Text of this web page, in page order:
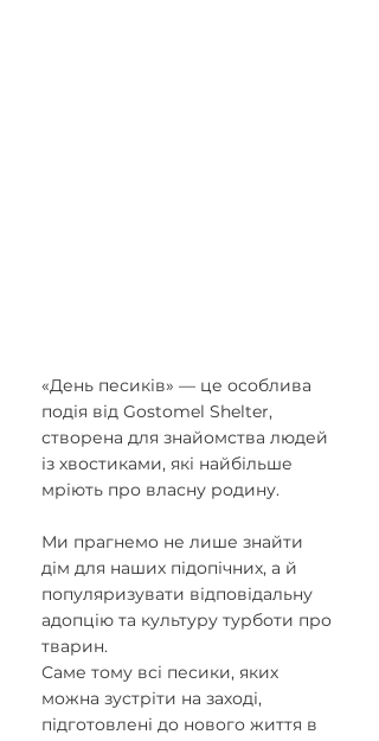
«День песиків» — це особлива
подія від Gostomel Shelter,
створена для знайомства людей
із хвостиками, які найбільше
мріють про власну родину.
Ми прагнемо не лише знайти
дім для наших підопічних, а й
популяризувати відповідальну
адопцію та культуру турботи про
тварин.
Саме тому всі песики, яких
можна зустріти на заході,
підготовлені до нового життя в